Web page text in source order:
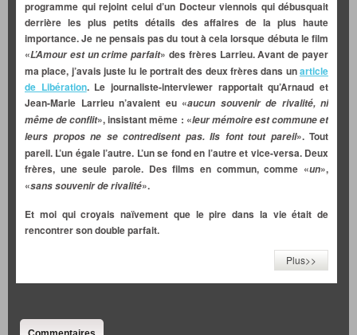
programme qui rejoint celui d’un Docteur viennois qui débusquait
derrière les plus petits détails des affaires de la plus haute
importance. Je ne pensais pas du tout à cela lorsque débuta le film
«L’Amour est un crime parfait» des frères Larrieu. Avant de payer
ma place, j’avais juste lu le portrait des deux frères dans unarticle
de Libération. Le journaliste-interviewer rapportait qu’Arnaud et
Jean-Marie Larrieu n’avaient eu «aucun souvenir de rivalité, ni
même de conflit», insistant même : «leur mémoire est commune et
leurs propos ne se contredisent pas. Ils font tout pareil». Tout
pareil. L’un égale l’autre. L’un se fond en l’autre et vice-versa. Deux
frères, une seule parole. Des films en commun, comme «un»,
«sans souvenir de rivalité».
Et moi qui croyais naïvement que le pire dans la vie était de
rencontrer son double parfait.
Plus>>